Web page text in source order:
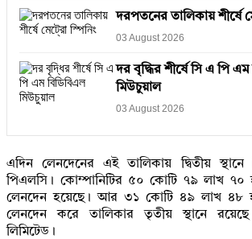
দরপতনের তালিকায় শীর্ষে
03 August 2026
দর বৃদ্ধির শীর্ষে সি এ পি
মিউচুয়াল
03 August 2026
এদিন লেনদেনের এই তালিকায় দ্বিতীয়
পিএলসি। কোম্পানিটির ৫০ কোটি ৭৯ লাখ ৭০
লেনদেন হয়েছে। আর ৩১ কোটি ৪৯ লাখ ৪৮
লেনদেন করে তালিকার তৃতীয় স্থানে
লিমিটেড।